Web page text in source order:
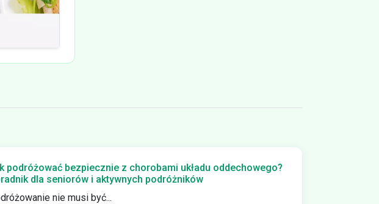
podróżować bezpiecznie z chorobami układu oddechowego?
dla seniorów i aktywnych podróżników
nie musi być...